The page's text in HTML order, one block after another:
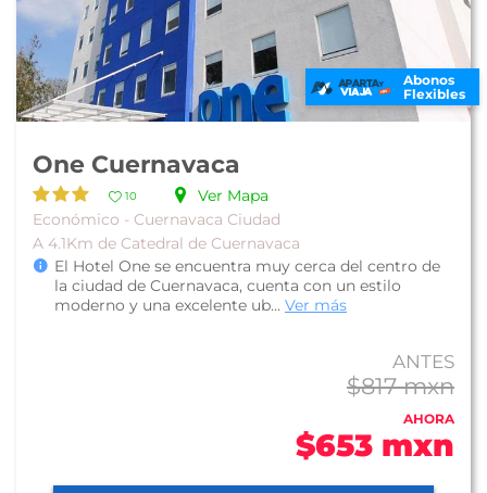
Abonos
Flexibles
One Cuernavaca
10
Ver Mapa
Económico - Cuernavaca Ciudad
A 4.1Km de Catedral de Cuernavaca
El Hotel One se encuentra muy cerca del centro de
la ciudad de Cuernavaca, cuenta con un estilo
moderno y una excelente ub... Ver más
ANTES
$817 mxn
AHORA
$653 mxn